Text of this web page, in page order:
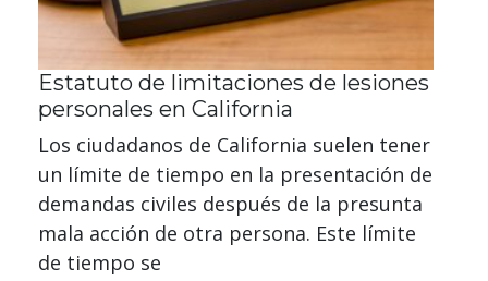
Estatuto de limitaciones de lesiones
personales en California
Los ciudadanos de California suelen tener
un límite de tiempo en la presentación de
demandas civiles después de la presunta
mala acción de otra persona. Este límite
de tiempo se